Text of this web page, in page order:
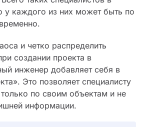
у каждого из них может быть по
и четко распределить
создании проекта в
инженер добавляет себя в
Это позволяет специалисту
по своим объектам и не
информации.